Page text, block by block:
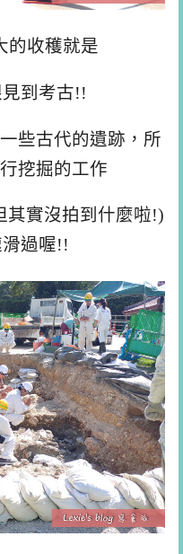
的收穫就是
到考古!!
古代的遺跡，所
挖掘的工作
其實沒拍到什麼啦!)
過喔!!